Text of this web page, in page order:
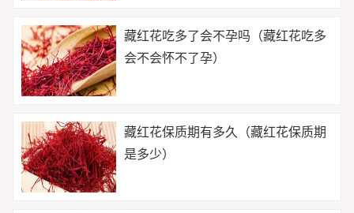
藏红花吃多了会不孕吗（藏红花吃多
会不会怀不了孕）
藏红花保质期有多久（藏红花保质期
是多少）